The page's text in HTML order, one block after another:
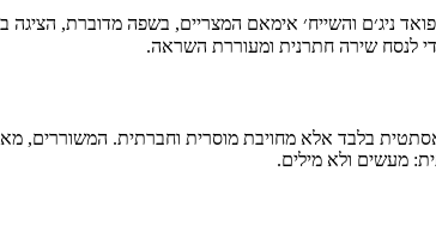
ניג׳ם והשייח׳ אימאם המצריים, בשפה מדוברת,
בלבד אלא מחויבת מוסרית וחברתית. המשוררים,
מעשים ולא מילים.